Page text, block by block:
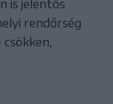
is jelentős
rendőrség